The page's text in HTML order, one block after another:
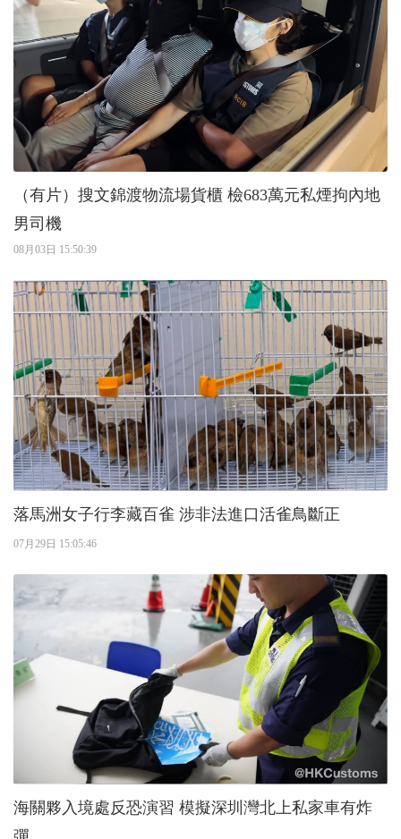
（有片）搜文錦渡物流場貨櫃 檢683萬元私煙拘內地
男司機
08月03日 15:50:39
落馬洲女子行李藏百雀 涉非法進口活雀鳥斷正
07月29日 15:05:46
海關夥入境處反恐演習 模擬深圳灣北上私家車有炸